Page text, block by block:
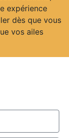
expérience
dès que vous
vos ailes